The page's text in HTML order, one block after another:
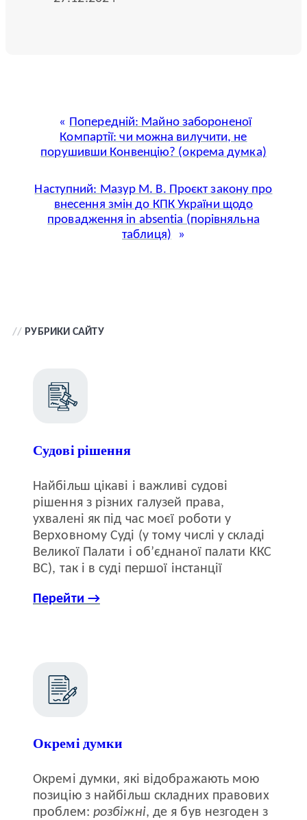
Попередній: Майно забороненої
Компартії: чи можна вилучити, не
порушивши Конвенцію? (окрема думка)
Наступний: Мазур М. В. Проєкт закону про
внесення змін до КПК України щодо
провадження in absentia (порівняльна
таблиця)
// РУБРИКИ САЙТУ
Судові рішення
Найбільш цікаві і важливі судові
рішення з різних галузей права,
ухвалені як під час моєї роботи у
Верховному Суді (у тому числі у складі
Великої Палати і об’єднаної палати ККС
ВС), так і в суді першої інстанції
Перейти →
Окремі думки
Окремі думки, які відображають мою
позицію з найбільш складних правових
проблем: розбіжні, де я був незгоден з